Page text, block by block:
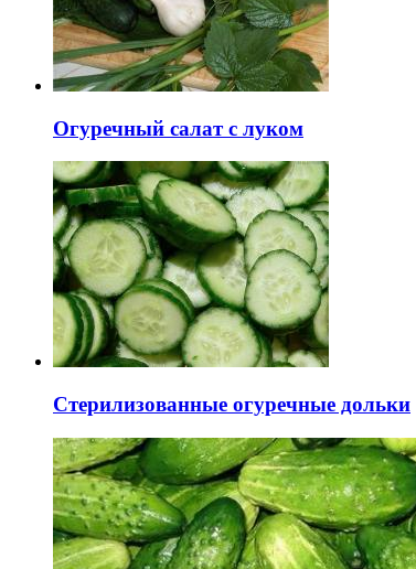
Огуречный салат с луком
Стерилизованные огуречные дольки